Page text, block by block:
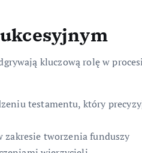
kluczową rolę w
testamentu, który
zakresie tworzenia funduszy